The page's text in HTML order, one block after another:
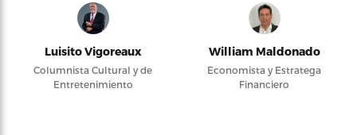
Luisito Vigoreaux
Columnista Cultural y de
Entretenimiento
William Maldonado
Economista y Estratega
Financiero